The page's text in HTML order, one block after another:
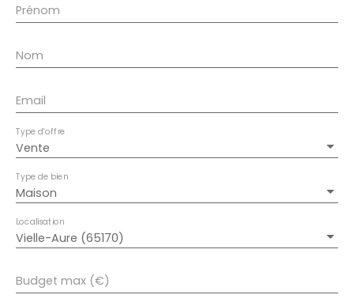
Prénom
Nom
Email
Vente
Type d'offre
Maison
Type de bien
Vielle-Aure (65170)
Localisation
Budget max (€)